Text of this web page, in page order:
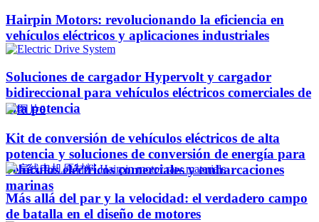
Hairpin Motors: revolucionando la eficiencia en
vehículos eléctricos y aplicaciones industriales
Soluciones de cargador Hypervolt y cargador
bidireccional para vehículos eléctricos comerciales de
alta potencia
Kit de conversión de vehículos eléctricos de alta
potencia y soluciones de conversión de energía para
vehículos eléctricos comerciales y embarcaciones
marinas
Más allá del par y la velocidad: el verdadero campo
de batalla en el diseño de motores